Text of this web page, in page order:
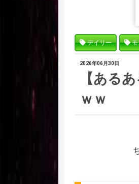
デイリー モ
2026年06月30日
【ある
ｗｗ